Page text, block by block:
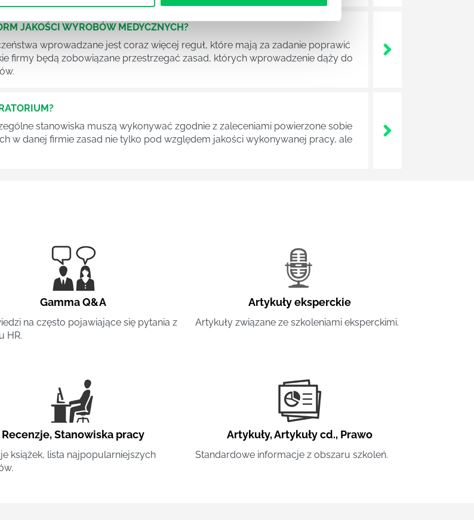
JAKOŚCI WYROBÓW MEDYCZNYCH?
wprowadzane jest coraz więcej reguł, które mają za zadanie poprawić
firmy będą zobowiązane przestrzegać zasad, których wprowadzenie dąży do
stanowiska muszą wykonywać zgodnie z zaleceniami powierzone sobie
w danej firmie zasad nie tylko pod względem jakości wykonywanej pracy, ale
Gamma Q&A
na często pojawiające się pytania z
HR.
Artykuły eksperckie
Artykuły związane ze szkoleniami eksperckimi.
Recenzje,Stanowiska pracy
książek, lista najpopularniejszych
Artykuły,Artykuły cd., Prawo
Standardowe informacje z obszaru szkoleń.